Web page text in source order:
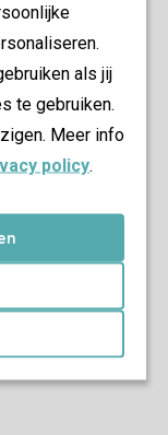
als jij
te gebruiken.
Meer info
policy.
près du